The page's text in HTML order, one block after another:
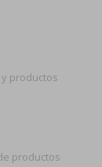
productos
productos